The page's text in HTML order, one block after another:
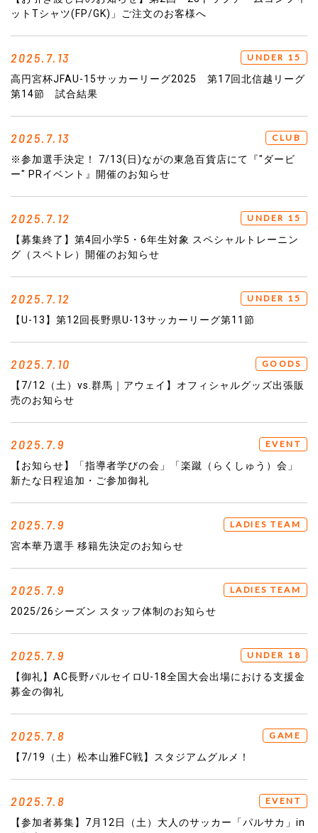
ットTシャツ(FP/GK)」ご注文のお客様へ
2025.7.13 UNDER 15
高円宮杯JFAU-15サッカーリーグ2025 第17回北信越リーグ
第14節 試合結果
2025.7.13 CLUB
※参加選手決定！ 7/13(日)ながの東急百貨店にて『"ダービ
ー" PRイベント』開催のお知らせ
2025.7.12 UNDER 15
【募集終了】第4回小学5・6年生対象 スペシャルトレーニン
グ（スペトレ）開催のお知らせ
2025.7.12 UNDER 15
【U-13】第12回長野県U-13サッカーリーグ第11節
2025.7.10 GOODS
【7/12（土）vs.群馬｜アウェイ】オフィシャルグッズ出張販
売のお知らせ
2025.7.9 EVENT
【お知らせ】「指導者学びの会」「楽蹴（らくしゅう）会」
新たな日程追加・ご参加御礼
2025.7.9 LADIES TEAM
宮本華乃選手 移籍先決定のお知らせ
2025.7.9 LADIES TEAM
2025/26シーズン スタッフ体制のお知らせ
2025.7.9 UNDER 18
【御礼】AC長野パルセイロU-18全国大会出場における支援金
募金の御礼
2025.7.8 GAME
【7/19（土）松本山雅FC戦】スタジアムグルメ！
2025.7.8 EVENT
【参加者募集】7月12日（土）大人のサッカー「パルサカ」in